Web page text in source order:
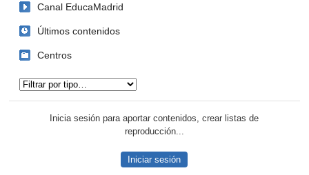
Canal EducaMadrid
Últimos contenidos
Centros
Inicia sesión para aportar contenidos, crear listas de
reproducción...
Iniciar sesión